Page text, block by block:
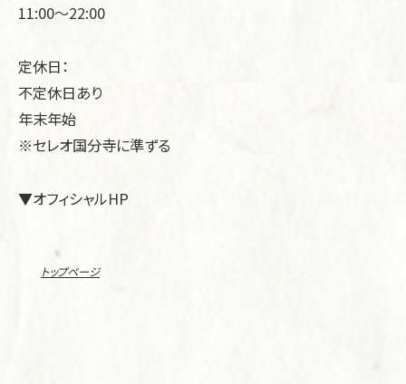
11:00～22:00
定休日：
不定休日あり
年末年始
※セレオ国分寺に準ずる
▼オフィシャルHP
トップページ